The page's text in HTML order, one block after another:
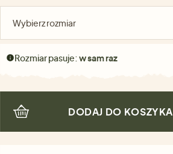
Wybierz rozmiar
Rozmiar pasuje:w sam raz
DODAJ DO KOSZYKA